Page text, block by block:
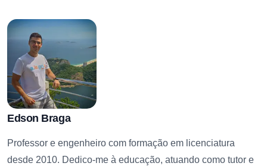
Edson Braga
Professor e engenheiro com formação em licenciatura
desde 2010. Dedico-me à educação, atuando como tutor e